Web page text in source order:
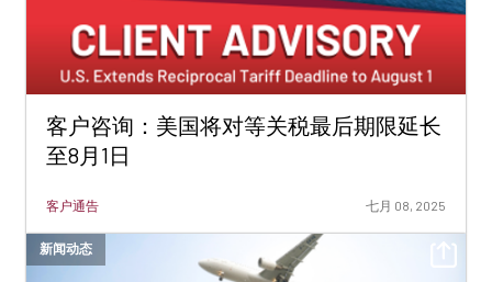
客户咨询：美国将对等关税最后期限延长
至8月1日
客户通告 七月 08, 2025
新闻动态